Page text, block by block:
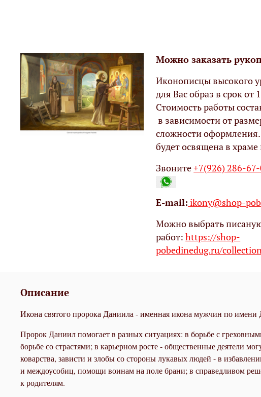
Можно заказать
Иконописцы высокого
для Вас образ в срок от
Стоимость работы
в зависимости от
сложности
будет освящена в
Звоните+7(926) 286-
Е-mail: ikony@shop-
Можно выбрать
работ:https://shop-
pobedinedug.ru/
Описание
Икона святого пророка Даниила - именная икона мужчин по
Пророк Даниил помогает в разных ситуациях: в борьбе с
борьбе со страстями; в карьерном росте - общественные деятели
коварства, зависти и злобы со стороны лукавых людей - в
и междоусобиц, помощи воинам на поле брани; в справедливом
к родителям.